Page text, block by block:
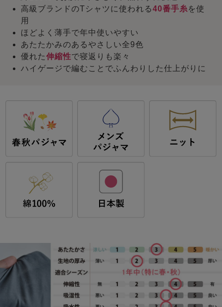
高級ブランドのTシャツに使われる40番手糸を使
用
ほどよく薄手で年中使いやすい
あたたかみのあるやさしい全9色
優れた伸縮性で寝返りも楽々
ハイゲージで編むことでふんわりした仕上がりに